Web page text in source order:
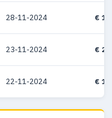
28-11-2024 €
23-11-2024 €
22-11-2024 €